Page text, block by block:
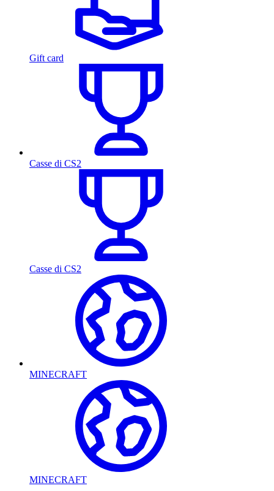
Gift card
Casse di CS2
Casse di CS2
MINECRAFT
MINECRAFT